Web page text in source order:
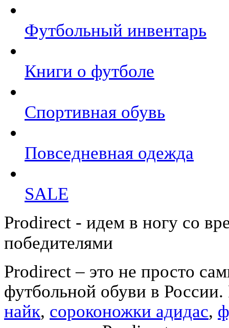
Футбольный инвентарь
Книги о футболе
Спортивная обувь
Повседневная одежда
SALE
Prodirect - идем в ногу со
победителями
Prodirect – это не просто
футбольной обуви в
найк, сороконожки адидас,